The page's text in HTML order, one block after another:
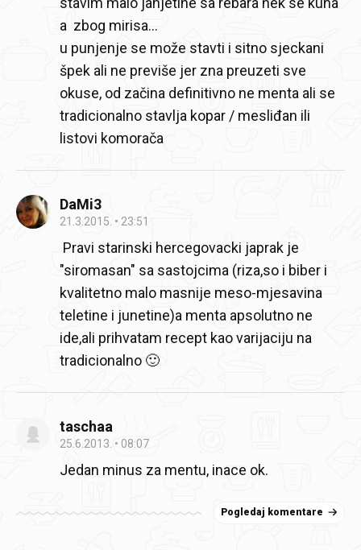
a zbog mirisa...
u punjenje se može stavti i sitno sjeckani
špek ali ne previše jer zna preuzeti sve
okuse, od začina definitivno ne menta ali se
tradicionalno stavlja kopar / mesliđan ili
listovi komorača
DaMi3
21.3.2015. 23:51
Pravi starinski hercegovacki japrak je
"siromasan" sa sastojcima (riza,so i biber i
kvalitetno malo masnije meso-mjesavina
teletine i junetine)a menta apsolutno ne
ide,ali prihvatam recept kao varijaciju na
tradicionalno 🙂
taschaa
25.6.2013. 08:07
Jedan minus za mentu, inace ok.
Pogledaj komentare